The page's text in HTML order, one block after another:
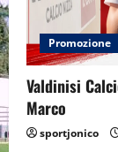
Promozione
Valdinisi
Marco
sportjonico